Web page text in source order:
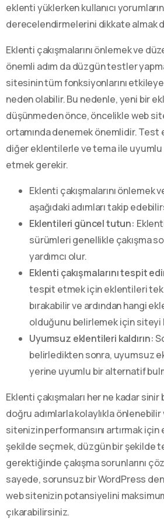
eklenti yüklerken kullanıcı
derecelendirmelerini dikkate almak
Eklenti çakışmalarını önlemek ve
önemli adım da düzgün testler
sitesinin tüm fonksiyonlarını
neden olabilir. Bu nedenle, yeni bir
düşünmeden önce, öncelikle web
ortamında denemek önemlidir. Test
diğer eklentilerle ve tema ile
etmek gerekir.
Eklenti çakışmalarını önlemek
aşağıdaki adımları takip
Eklentileri güncel tutun:
sürümleri genellikle çakışma
yardımcı olur.
Eklenti çakışmalarını tespit
tespit etmek için eklentileri tek
bırakabilir ve ardından hangi
olduğunu belirlemek için
Uyumsuz eklentileri kaldırın:
belirledikten sonra, uyumsuz
yerine uyumlu bir alternatif
Eklenti çakışmaları her ne kadar
doğru adımlarla kolaylıkla
sitenizin performansını artırmak
şekilde seçmek, düzgün bir şekilde
gerektiğinde çakışma sorunlarını
sayede, sorunsuz bir WordPress
web sitenizin potansiyelini
çıkarabilirsiniz.